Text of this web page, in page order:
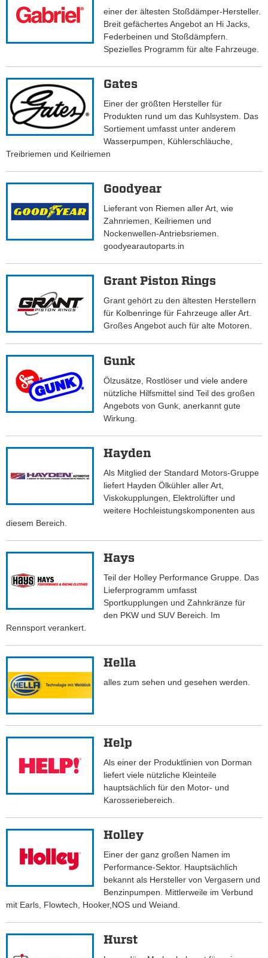
einer der ältesten Stoßdämper-Hersteller.
Breit gefächertes Angebot an Hi Jacks,
Federbeinen und Stoßdämpfern.
Spezielles Programm für alte Fahrzeuge.
Gates
Einer der größten Hersteller für
Produkten rund um das Kuhlsystem. Das
Sortiement umfasst unter anderem
Wasserpumpen, Kühlerschläuche,
Treibriemen und Keilriemen
Goodyear
Lieferant von Riemen aller Art, wie
Zahnriemen, Keilriemen und
Nockenwellen-Antriebsriemen.
goodyearautoparts.in
Grant Piston Rings
Grant gehört zu den ältesten Herstellern
für Kolbenringe für Fahrzeuge aller Art.
Großes Angebot auch für alte Motoren.
Gunk
Ölzusätze, Rostlöser und viele andere
nützliche Hilfsmittel sind Teil des großen
Angebots von Gunk, anerkannt gute
Wirkung.
Hayden
Als Mitglied der Standard Motors-Gruppe
liefert Hayden Ölkühler aller Art,
Viskokupplungen, Elektrolüfter und
weitere Hochleistungskomponenten aus
diesem Bereich.
Hays
Teil der Holley Performance Gruppe. Das
Lieferprogramm umfasst
Sportkupplungen und Zahnkränze für
den PKW und SUV Bereich. Im
Rennsport verankert.
Hella
alles zum sehen und gesehen werden.
Help
Als einer der Produktlinien von Dorman
liefert viele nützliche Kleinteile
hauptsächlich für den Motor- und
Karosseriebereich.
Holley
Einer der ganz großen Namen im
Performance-Sektor. Hauptsächlich
bekannt als Hersteller von Vergasern und
Benzinpumpen. Mittlerweile im Verbund
mit Earls, Flowtech, Hooker,NOS und Weiand.
Hurst